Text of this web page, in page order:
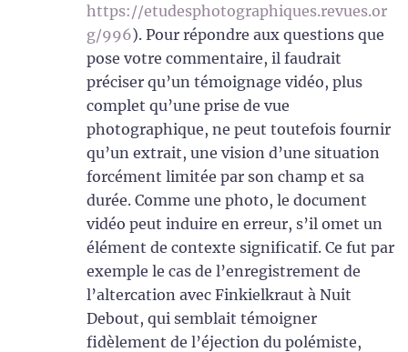
https://etudesphotographiques.revues.or
g/996). Pour répondre aux questions que
pose votre commentaire, il faudrait
préciser qu’un témoignage vidéo, plus
complet qu’une prise de vue
photographique, ne peut toutefois fournir
qu’un extrait, une vision d’une situation
forcément limitée par son champ et sa
durée. Comme une photo, le document
vidéo peut induire en erreur, s’il omet un
élément de contexte significatif. Ce fut par
exemple le cas de l’enregistrement de
l’altercation avec Finkielkraut à Nuit
Debout, qui semblait témoigner
fidèlement de l’éjection du polémiste,